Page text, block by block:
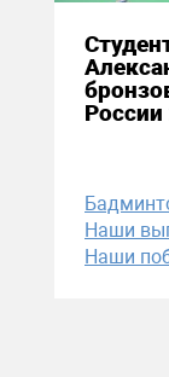
Наши
Наши